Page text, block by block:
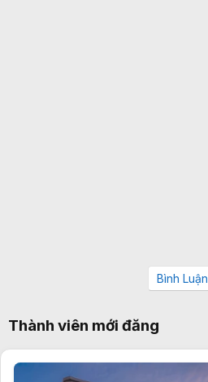
Bình Luận
Thành viên mới đăng